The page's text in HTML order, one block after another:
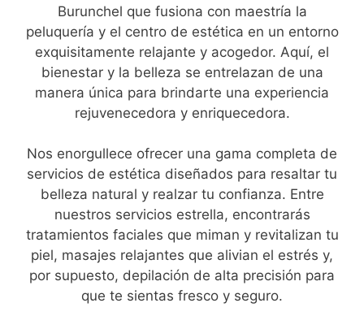
Burunchel que fusiona con maestría la
peluquería y el centro de estética en un entorno
exquisitamente relajante y acogedor. Aquí, el
bienestar y la belleza se entrelazan de una
manera única para brindarte una experiencia
rejuvenecedora y enriquecedora.
Nos enorgullece ofrecer una gama completa de
servicios de estética diseñados para resaltar tu
belleza natural y realzar tu confianza. Entre
nuestros servicios estrella, encontrarás
tratamientos faciales que miman y revitalizan tu
piel, masajes relajantes que alivian el estrés y,
por supuesto, depilación de alta precisión para
que te sientas fresco y seguro.